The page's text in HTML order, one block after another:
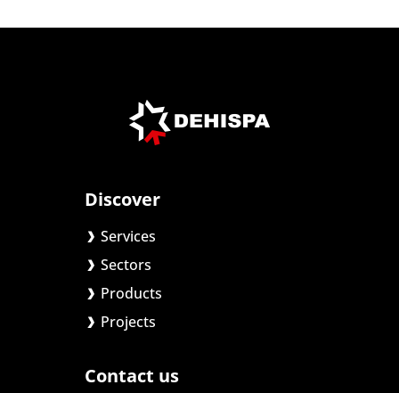
Discover
Services
Sectors
Products
Projects
Contact us